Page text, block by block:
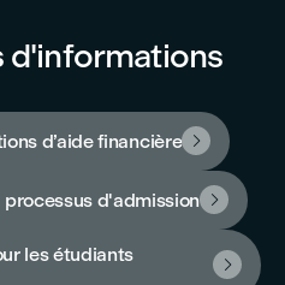
d'informations
d’aide financière 
processus d'admission 
les étudiants
